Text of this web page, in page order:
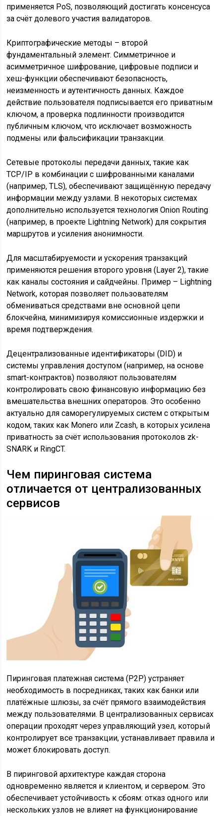
применяется PoS, позволяющий достигать консенсуса
за счёт долевого участия валидаторов.
Криптографические методы – второй
фундаментальный элемент. Симметричное и
асимметричное шифрование, цифровые подписи и
хеш-функции обеспечивают безопасность,
неизменность и аутентичность данных. Каждое
действие пользователя подписывается его приватным
ключом, а проверка подлинности производится
публичным ключом, что исключает возможность
подмены или фальсификации транзакции.
Сетевые протоколы передачи данных, такие как
TCP/IP в комбинации с шифрованными каналами
(например, TLS), обеспечивают защищённую передачу
информации между узлами. В некоторых системах
дополнительно используется технология Onion Routing
(например, в проекте Lightning Network) для сокрытия
маршрутов и усиления анонимности.
Для масштабируемости и ускорения транзакций
применяются решения второго уровня (Layer 2), такие
как каналы состояния и сайдчейны. Пример – Lightning
Network, которая позволяет пользователям
обмениваться средствами вне основной цепи
блокчейна, минимизируя комиссионные издержки и
время подтверждения.
Децентрализованные идентификаторы (DID) и
системы управления доступом (например, на основе
smart-контрактов) позволяют пользователям
контролировать свою финансовую информацию без
вмешательства внешних операторов. Это особенно
актуально для саморегулируемых систем с открытым
кодом, таких как Monero или Zcash, в которых усилена
приватность за счёт использования протоколов zk-
SNARK и RingCT.
Чем пиринговая система
отличается от централизованных
сервисов
Пиринговая платежная система (P2P) устраняет
необходимость в посредниках, таких как банки или
платёжные шлюзы, за счёт прямого взаимодействия
между пользователями. В централизованных сервисах
операции проходят через управляющий узел, который
контролирует все транзакции, устанавливает правила и
может блокировать доступ.
В пиринговой архитектуре каждая сторона
одновременно является и клиентом, и сервером. Это
обеспечивает устойчивость к сбоям: отказ одного или
нескольких узлов не влияет на функционирование